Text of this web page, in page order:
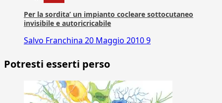
Per la sordita’ un impianto cocleare sottocutaneo
invisibile e autoricricabile
Salvo Franchina 20 Maggio 20109
Potresti esserti perso